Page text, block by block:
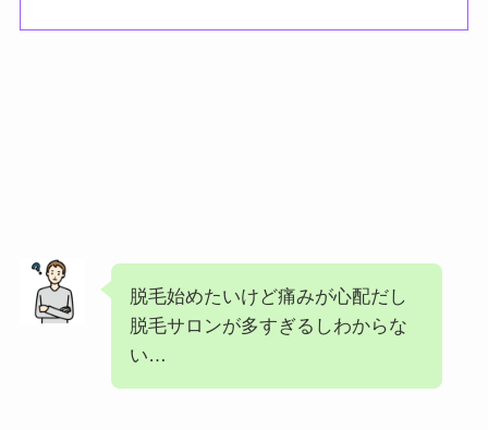
脱毛始めたいけど痛みが心配だし
脱毛サロンが多すぎるしわからな
い…